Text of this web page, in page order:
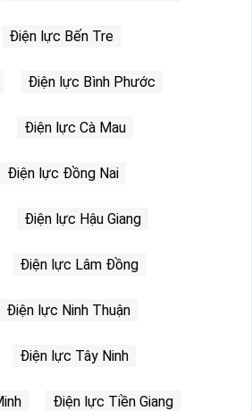
Điện lực Bến Tre
Điện lực Bình Phước
Điện lực Cà Mau
Điện lực Đồng Nai
Điện lực Hậu Giang
Điện lực Lâm Đồng
Điện lực Ninh Thuận
Điện lực Tây Ninh
Điện lực Tiền Giang